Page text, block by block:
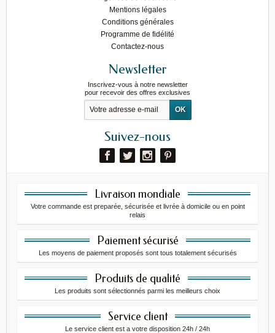
Mentions légales
Conditions générales
Programme de fidélité
Contactez-nous
Newsletter
Inscrivez-vous à notre newsletter
pour recevoir des offres exclusives
Suivez-nous
Livraison mondiale
Votre commande est preparée, sécurisée et livrée à domicile ou en point
relais
Paiement sécurisé
Les moyens de paiement proposés sont tous totalement sécurisés
Produits de qualité
Les produits sont sélectionnés parmi les meilleurs choix
Service client
Le service client est a votre disposition 24h / 24h